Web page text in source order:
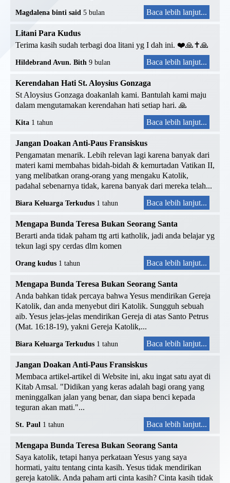
Magdalena binti said 5 bulan Baca lebih lanjut...
Litani Para Kudus
Terima kasih sudah terbagi doa litani yg I dah ini. ❤️🙏✝️🙏
Hildebrand Avun. Bith 9 bulan Baca lebih lanjut...
Kerendahan Hati St. Aloysius Gonzaga
St Aloysius Gonzaga doakanlah kami. Bantulah kami maju
dalam mengutamakan kerendahan hati setiap hari. 🙏
Kita 1 tahun Baca lebih lanjut...
Jangan Doakan Anti-Paus Fransiskus
Pengamatan menarik. Lebih relevan lagi karena banyak dari
materi kami membahas bidah-bidah & kemurtadan Vatikan II,
yang melibatkan orang-orang yang mengaku Katolik,
padahal sebenarnya tidak, karena banyak dari mereka telah...
Biara Keluarga Terkudus 1 tahun Baca lebih lanjut...
Mengapa Bunda Teresa Bukan Seorang Santa
Berarti anda tidak paham ttg arti katholik, jadi anda belajar yg
tekun lagi spy cerdas dlm komen
Orang kudus 1 tahun Baca lebih lanjut...
Mengapa Bunda Teresa Bukan Seorang Santa
Anda bahkan tidak percaya bahwa Yesus mendirikan Gereja
Katolik, dan anda menyebut diri Katolik. Sungguh sebuah
aib. Yesus jelas-jelas mendirikan Gereja di atas Santo Petrus
(Mat. 16:18-19), yakni Gereja Katolik,...
Biara Keluarga Terkudus 1 tahun Baca lebih lanjut...
Jangan Doakan Anti-Paus Fransiskus
Membaca artikel-artikel di Website ini, aku ingat satu ayat di
Kitab Amsal. "Didikan yang keras adalah bagi orang yang
meninggalkan jalan yang benar, dan siapa benci kepada
teguran akan mati."...
St. Paul 1 tahun Baca lebih lanjut...
Mengapa Bunda Teresa Bukan Seorang Santa
Saya katolik, tetapi hanya perkataan Yesus yang saya
hormati, yaitu tentang cinta kasih. Yesus tidak mendirikan
gereja katolik. Anda paham arti cinta kasih? Cinta kasih tidak